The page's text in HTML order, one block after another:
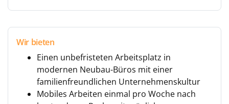
Wir bieten
Einen unbefristeten Arbeitsplatz in
modernen Neubau-Büros mit einer
familienfreundlichen Unternehmenskultur
Mobiles Arbeiten einmal pro Woche nach